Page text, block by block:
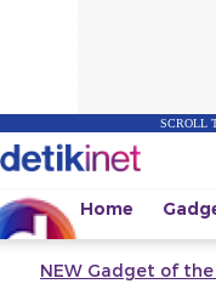
SCROLL
Home
NEW Gadget of